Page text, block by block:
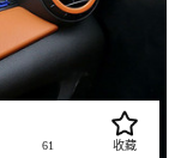
61 收藏